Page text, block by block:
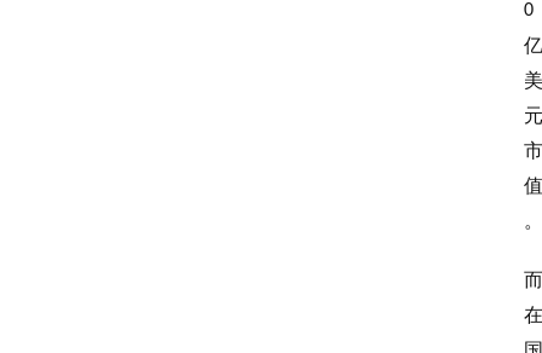
0
亿
美
元
市
值
。
而
在